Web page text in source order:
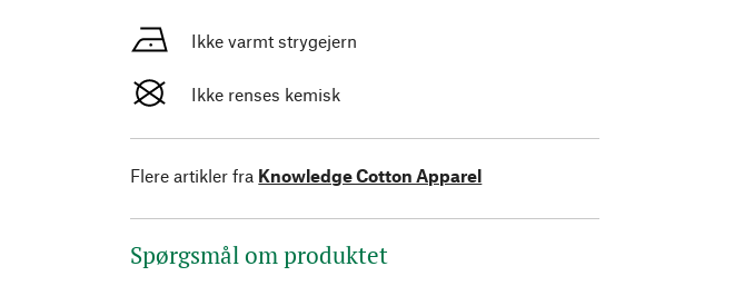
Ikke varmt strygejern
Ikke renses kemisk
Flere artikler fra Knowledge Cotton Apparel
Spørgsmål om produktet